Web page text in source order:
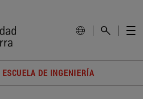
DE INGENIERÍA